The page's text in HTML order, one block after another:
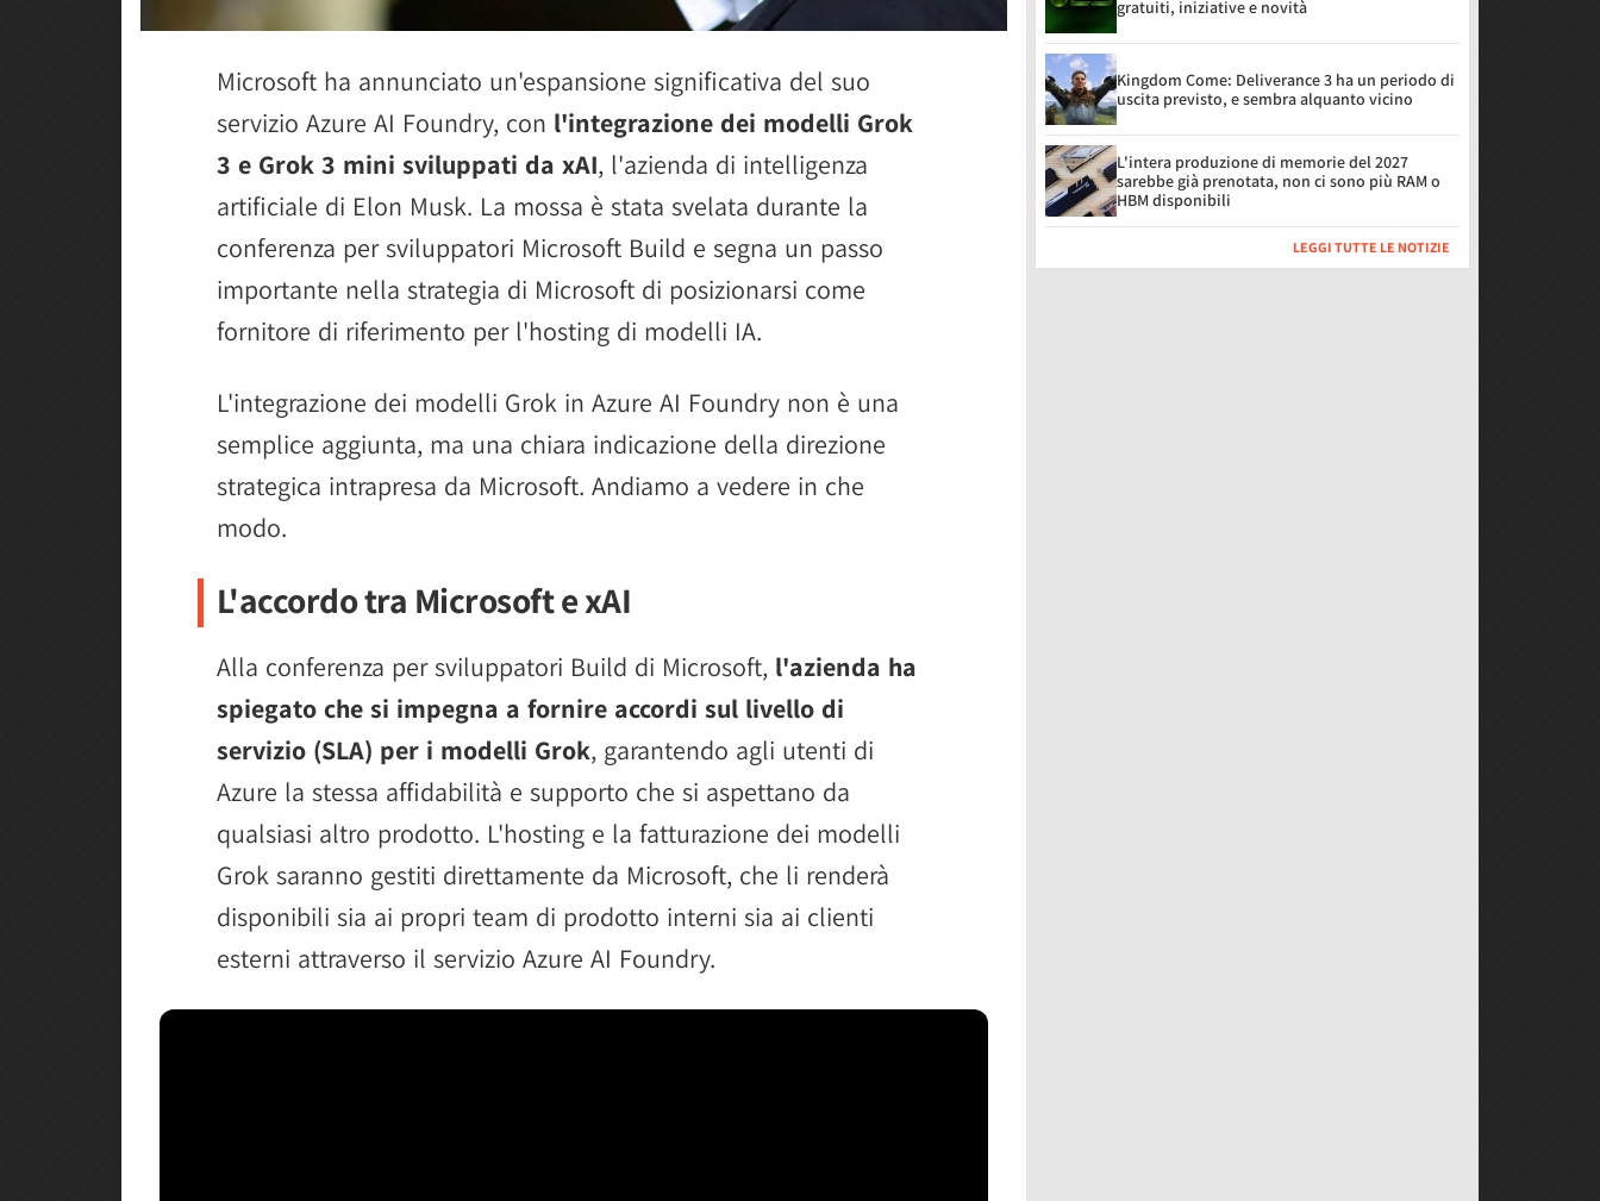
Microsoft ha annunciato un'espansione significativa del suo
servizio Azure AI Foundry, con l'integrazione dei modelli Grok
3 e Grok 3 mini sviluppati da xAI, l'azienda di intelligenza
artificiale di Elon Musk. La mossa è stata svelata durante la
conferenza per sviluppatori Microsoft Build e segna un passo
importante nella strategia di Microsoft di posizionarsi come
fornitore di riferimento per l'hosting di modelli IA.
L'integrazione dei modelli Grok in Azure AI Foundry non è una
semplice aggiunta, ma una chiara indicazione della direzione
strategica intrapresa da Microsoft. Andiamo a vedere in che
modo.
L'accordo tra Microsoft e xAI
Alla conferenza per sviluppatori Build di Microsoft, l'azienda ha
spiegato che si impegna a fornire accordi sul livello di
servizio (SLA) per i modelli Grok, garantendo agli utenti di
Azure la stessa affidabilità e supporto che si aspettano da
qualsiasi altro prodotto. L'hosting e la fatturazione dei modelli
Grok saranno gestiti direttamente da Microsoft, che li renderà
disponibili sia ai propri team di prodotto interni sia ai clienti
esterni attraverso il servizio Azure AI Foundry.
gratuiti, iniziative e novità
Kingdom Come: Deliverance 3 ha un periodo di
uscita previsto, e sembra alquanto vicino
L'intera produzione di memorie del 2027
sarebbe già prenotata, non ci sono più RAM o
HBM disponibili
LEGGI TUTTE LE NOTIZIE